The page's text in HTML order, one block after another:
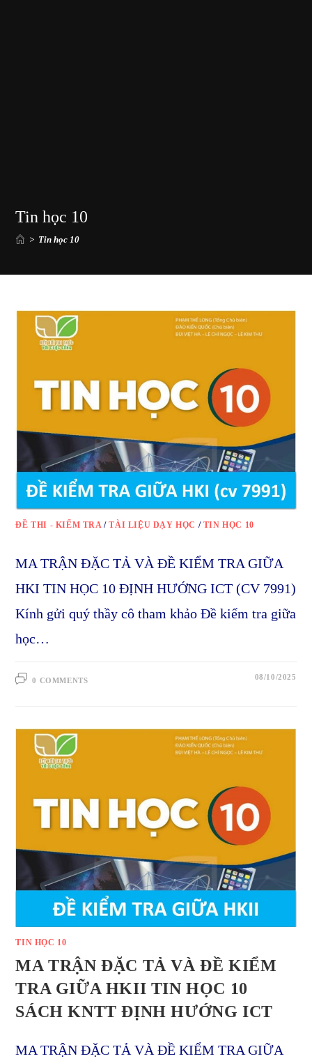
Tin học 10
> Tin học 10
ĐỀ THI - KIỂM TRA /TÀI LIỆU DẠY HỌC / TIN HỌC 10
MA TRẬN ĐẶC TẢ VÀ ĐỀ KIỂM TRA GIỮA
HKI TIN HỌC 10 ĐỊNH HƯỚNG ICT (CV 7991)
Kính gửi quý thầy cô tham khảo Đề kiểm tra giữa
học…
0 COMMENTS 08/10/2025
TIN HỌC 10
MA TRẬN ĐẶC TẢ VÀ ĐỀ KIỂM
TRA GIỮA HKII TIN HỌC 10
SÁCH KNTT ĐỊNH HƯỚNG ICT
MA TRẬN ĐẶC TẢ VÀ ĐỀ KIỂM TRA GIỮA